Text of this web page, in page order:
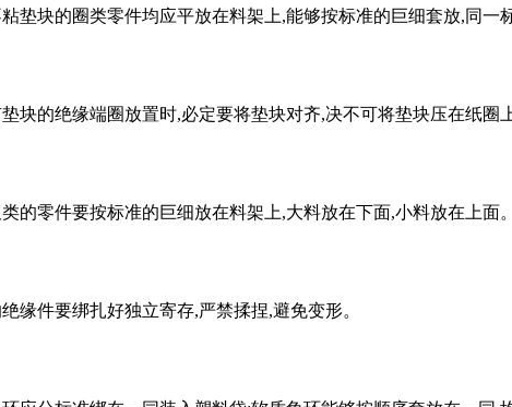
块的圈类零件均应平放在料架上,能够按标准的巨细套放,同一
的绝缘端圈放置时,必定要将垫块对齐,决不可将垫块压在纸圈
零件要按标准的巨细放在料架上,大料放在下面,小料放在上面。
件要绑扎好独立寄存,严禁揉捏,避免变形。